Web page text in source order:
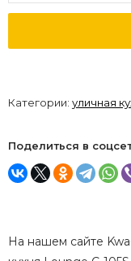
Категории: уличная
Поделиться в
На нашем сайте